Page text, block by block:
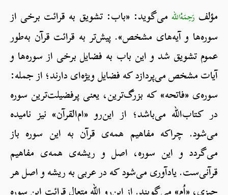
مؤلف رَحِمَهُ‌الله می‌گوید: «باب: تشویق به قرائت برخی از
سوره‌ها و آیه‌های مشخص». پیش‌تر به قرائت قرآن به‌طور
عموم تشویق شد و این باب به فضایل برخی از سوره‌ها و
آیات مشخص می‌پردازد که فضایل ویژه‌ای دارند؛ از جمله:
سوره‌ی «فاتحه» که بزرگ‌ترین، یعنی پرفضیلت‌ترین سوره‌
در کتاب‌الله می‌باشد؛ از این‌رو «ام‌القرآن» نیز نامیده
می‌شود. چراکه مفاهیم همه‌ی قرآن به این سوره باز
می‌گردد و این سوره، اصل و ریشه‌ی همه‌ی مفاهیم
قرآنی‌ست. یادآوری می‌شود که در عربی به ریشه و اصل هر